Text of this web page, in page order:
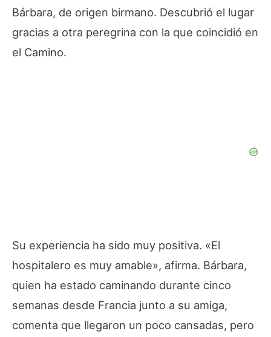
Bárbara, de origen birmano. Descubrió el lugar
gracias a otra peregrina con la que coincidió en
el Camino.
Su experiencia ha sido muy positiva. «El
hospitalero es muy amable», afirma. Bárbara,
quien ha estado caminando durante cinco
semanas desde Francia junto a su amiga,
comenta que llegaron un poco cansadas, pero